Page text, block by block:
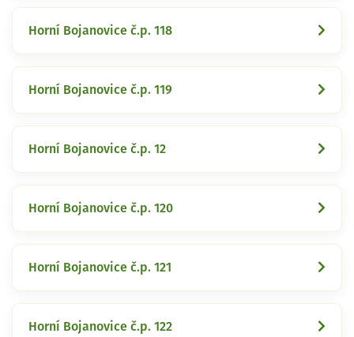
Horní Bojanovice č.p. 118
Horní Bojanovice č.p. 119
Horní Bojanovice č.p. 12
Horní Bojanovice č.p. 120
Horní Bojanovice č.p. 121
Horní Bojanovice č.p. 122